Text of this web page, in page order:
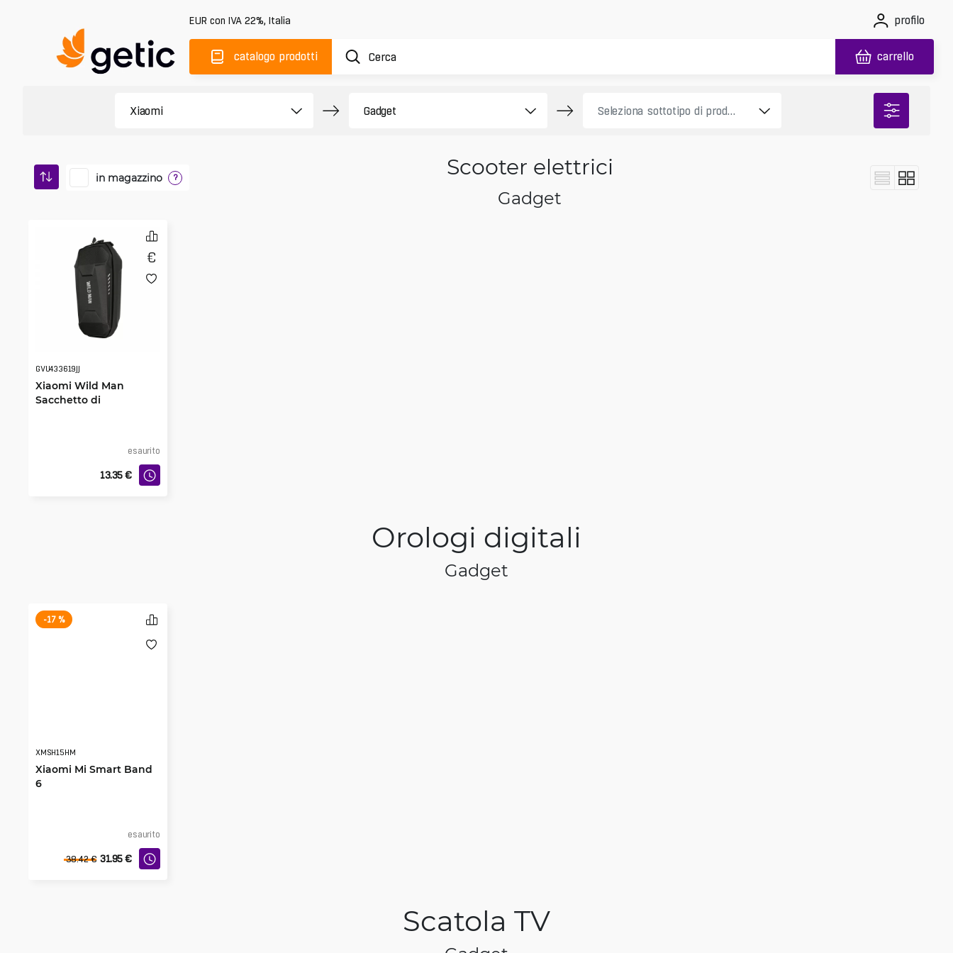
EUR con IVA 22%, Italia profilo
catalogo prodotti carrello
in magazzino ? Scooter elettrici
Gadget
GVU433619JJ
Xiaomi Wild Man
Sacchetto di
esaurito
13.35 €
Orologi digitali
Gadget
-17 %
XMSH15HM
Xiaomi Mi Smart Band
6
esaurito
38.42 € 31.95 €
Scatola TV